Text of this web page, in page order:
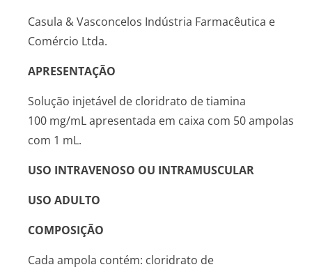
Casula & Vasconcelos Indústria Farmacêutica e
Comércio Ltda.
APRESENTAÇÃO
Solução injetável de cloridrato de tiamina
100 mg/mL apresentada em caixa com 50 ampolas
com 1 mL.
USO INTRAVENOSO OU INTRAMUSCULAR
USO ADULTO
COMPOSIÇÃO
Cada ampola contém: cloridrato de